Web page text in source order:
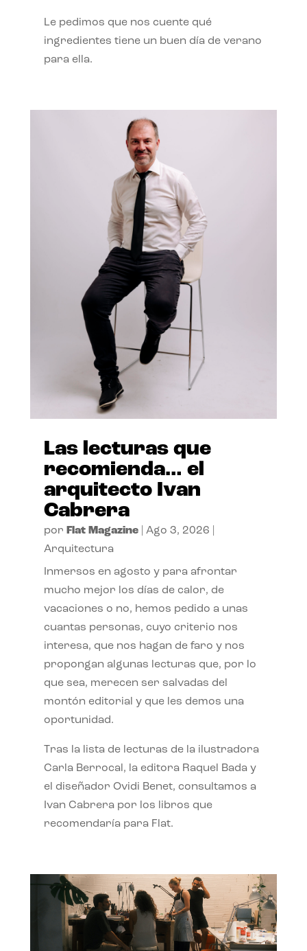
Le pedimos que nos cuente qué
ingredientes tiene un buen día de verano
para ella.
Las lecturas que
recomienda… el
arquitecto Ivan
Cabrera
por Flat Magazine| Ago 3, 2026
Arquitectura
Inmersos en agosto y para afrontar
mucho mejor los días de calor, de
vacaciones o no, hemos pedido a unas
cuantas personas, cuyo criterio nos
interesa, que nos hagan de faro y nos
propongan algunas lecturas que, por lo
que sea, merecen ser salvadas del
montón editorial y que les demos una
oportunidad.
Tras la lista de lecturas de la ilustradora
Carla Berrocal, la editora Raquel Bada y
el diseñador Ovidi Benet, consultamos a
Ivan Cabrera por los libros que
recomendaría para Flat.